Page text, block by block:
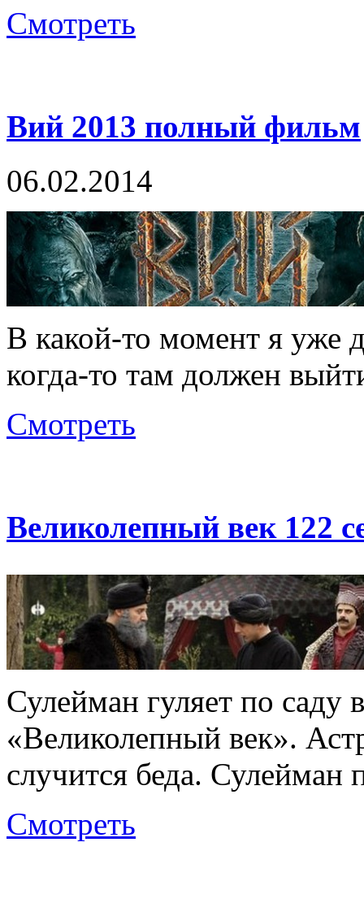
Смотреть
Вий 2013 полный фильм
06.02.2014
В какой-то момент я уже
когда-то там должен
Смотреть
Великолепный век 122
Сулейман гуляет по саду
«Великолепный век».
случится беда. Сулейман
Смотреть